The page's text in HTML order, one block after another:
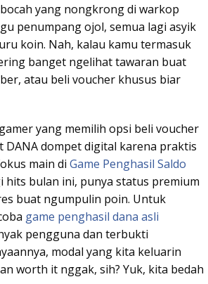
yang nongkrong di warkop
penumpang ojol, semua lagi asyik
koin. Nah, kalau kamu termasuk
banget ngelihat tawaran buat
atau beli voucher khusus biar
yang memilih opsi beli voucher
dompet digital karena praktis
main di Game Penghasil Saldo
hits bulan ini, punya status premium
buat ngumpulin poin. Untuk
game penghasil dana asli
pengguna dan terbukti
modal yang kita keluarin
worth it nggak, sih? Yuk, kita bedah